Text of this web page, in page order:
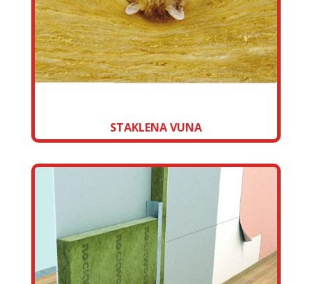
STAKLENA VUNA